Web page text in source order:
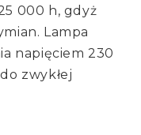
000 h, gdyż
Lampa
napięciem 230
zwykłej